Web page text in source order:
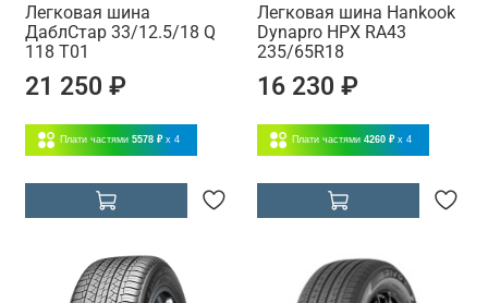
Легковая шина
ДаблСтар 33/12.5/18 Q
118 T01
21 250 ₽
Плати частями 5578 ₽ x 4
Легковая шина Hankook
Dynapro HPX RA43
235/65R18
16 230 ₽
Плати частями 4260 ₽ x 4